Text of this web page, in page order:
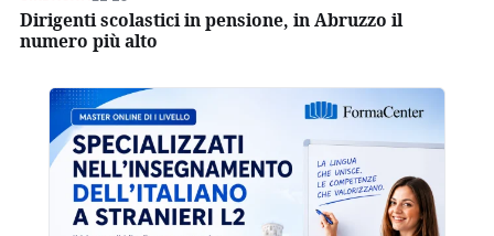
Dirigenti scolastici in pensione, in Abruzzo il
numero più alto